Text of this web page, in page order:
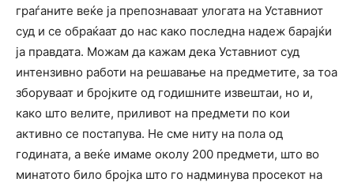
граѓаните веќе ја препознаваат улогата на Уставниот
суд и се обраќаат до нас како последна надеж барајќи
ја правдата. Можам да кажам дека Уставниот суд
интензивно работи на решавање на предметите, за тоа
зборуваат и бројките од годишните извештаи, но и,
како што велите, приливот на предмети по кои
активно се постапува. Не сме ниту на пола од
годината, а веќе имаме околу 200 предмети, што во
минатото било бројка што го надминува просекот на